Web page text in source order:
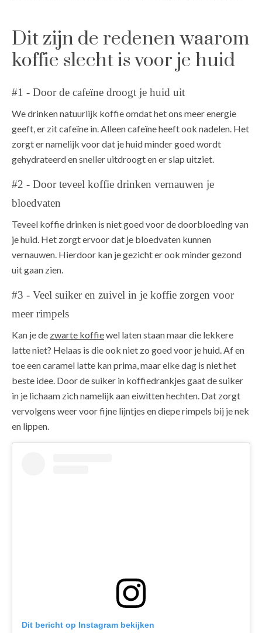
Dit zijn de redenen waarom
koffie slecht is voor je huid
#1 - Door de cafeïne droogt je huid uit
We drinken natuurlijk koffie omdat het ons meer energie
geeft, er zit cafeïne in. Alleen cafeïne heeft ook nadelen. Het
zorgt er namelijk voor dat je huid minder goed wordt
gehydrateerd en sneller uitdroogt en er slap uitziet.
#2 - Door teveel koffie drinken vernauwen je
bloedvaten
Teveel koffie drinken is niet goed voor de doorbloeding van
je huid. Het zorgt ervoor dat je bloedvaten kunnen
vernauwen. Hierdoor kan je gezicht er ook minder gezond
uit gaan zien.
#3 - Veel suiker en zuivel in je koffie zorgen voor
meer rimpels
Kan je de zwarte koffiewel laten staan maar die lekkere
latte niet? Helaas is die ook niet zo goed voor je huid. Af en
toe een caramel latte kan prima, maar elke dag is niet het
beste idee. Door de suiker in koffiedrankjes gaat de suiker
in je lichaam zich namelijk aan eiwitten hechten. Dat zorgt
vervolgens weer voor fijne lijntjes en diepe rimpels bij je nek
en lippen.
Dit bericht op Instagram bekijken